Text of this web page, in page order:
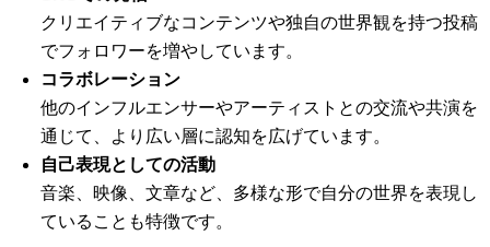
クリエイティブなコンテンツや独自の世界観を持つ投稿
でフォロワーを増やしています。
コラボレーション
他のインフルエンサーやアーティストとの交流や共演を
通じて、より広い層に認知を広げています。
自己表現としての活動
音楽、映像、文章など、多様な形で自分の世界を表現し
ていることも特徴です。